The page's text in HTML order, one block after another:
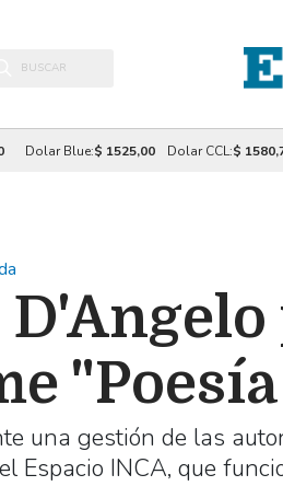
Dolar Blue:$ 1525,00 Dolar CCL:$
una gestión de las
Espacio INCA, que